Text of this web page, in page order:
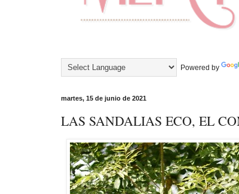
Powered by
martes, 15 de junio de 2021
LAS SANDALIAS ECO, EL